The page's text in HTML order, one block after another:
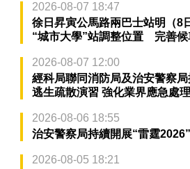
2026-08-07 18:47
徐日昇寅公馬路兩巴士站明（
“城市大學”站調整位置 完善候
2026-08-07 12:00
經科局聯同消防局及治安警察
逃生疏散演習 強化業界應急處
2026-08-06 18:55
治安警察局持續開展“雷霆
2026-08-05 18:21